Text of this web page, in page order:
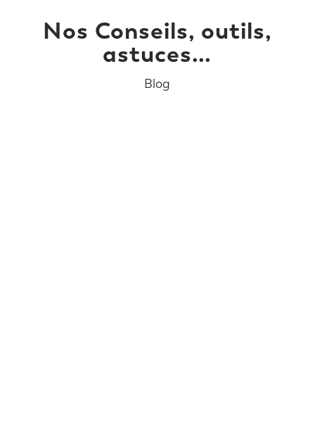
Nos Conseils, outils,
astuces…
Blog